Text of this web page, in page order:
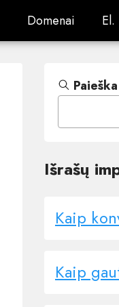
Domenai
Domenai El.
El.
Paieška
Išrašų
Kaip
Kaip